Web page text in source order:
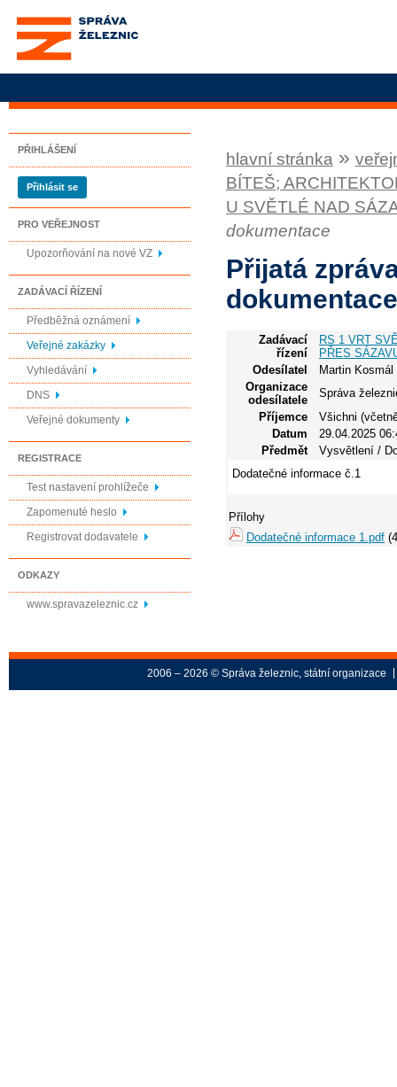
Správa železnic, státní
organizace
PŘIHLÁŠENÍ
Přihlásit se
PRO VEŘEJNOST
Upozorňování na nové VZ
ZADÁVACÍ ŘÍZENÍ
Předběžná oznámení
Veřejné zakázky
Vyhledávání
DNS
Veřejné dokumenty
REGISTRACE
Test nastavení prohlížeče
Zapomenuté heslo
Registrovat dodavatele
ODKAZY
www.spravazeleznic.cz
hlavní stránka »
BÍTEŠ;
U SVĚTLÉ NAD
dokumentace
Přijatá
dokumentace
Zadávací
řízení
RS 1 VRT
PŘES
Odesílatel
Martin Kosmál
Organizace
odesílatele
Správa
Příjemce
Všichni
Datum
29.04.2025
Předmět
Vysvětlení /
Dodatečné informace č.1
Přílohy
Dodatečné informace 1.pdf
2006 – 2026 © Správa železnic, státní organizace